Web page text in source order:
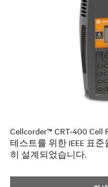
Cellcorder™ CRT-400 Cell
테스트를 위한 IEEE 표
히 설계되었습니다.